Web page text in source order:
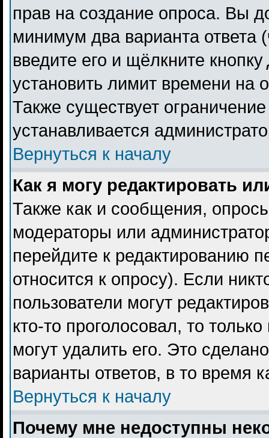
прав на создание опроса. Вы
минимум два варианта ответа
введите его и щёлкните кнопку
установить лимит времени на
Также существует
устанавливается
Вернуться к началу
Как я могу редактировать
Также как и сообщения,
модераторы или
перейдите к редактированию
относится к опросу). Если
пользователи могут
кто-то проголосовал, то
могут удалить его. Это
варианты ответов, в то время
Вернуться к началу
Почему мне недоступны